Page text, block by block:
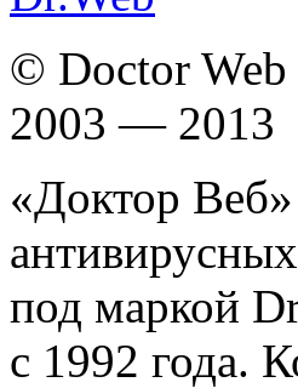
© Doctor Web
2003 — 2013
«Доктор
под маркой
с 1992 года.